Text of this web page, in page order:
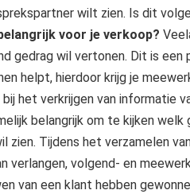
wilt zien. Is dit
voor je verkoop?
gedrag wil vertonen. Dit is
helpt, hierdoor krijg je
het verkrijgen van informatie
belangrijk om te kijken
zien. Tijdens het verzamelen
verlangen, volgend- en
van een klant hebben